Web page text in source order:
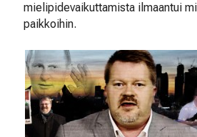
mielipidevaikuttamista ilmaantui
paikkoihin.